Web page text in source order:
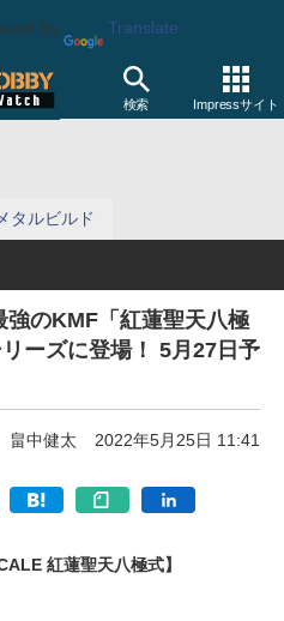
by Translate
検索 Impressサイト
メタルビルド
強のKMF「紅蓮聖天八極
ーズに登場！ 5月27日予
畠中健太 2022年5月25日 11:41
紅蓮聖天八極式】